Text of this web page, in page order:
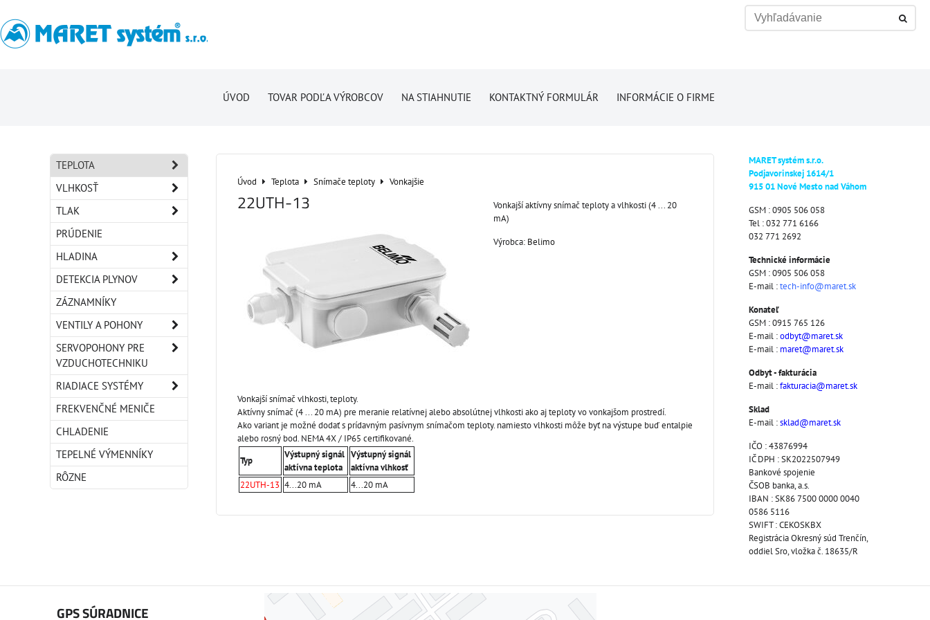
ÚVOD TOVAR PODĽA VÝROBCOV NA STIAHNUTIE KONTAKTNÝ FORMULÁR INFORMÁCIE O FIRME
Úvod Teplota Snímače teploty Vonkajšie
22UTH-13
Vonkajší aktívny snímač teploty a vlhkosti (4 ... 20
mA)
Výrobca: Belimo
Vonkajší snímač vlhkosti, teploty.
Aktívny snímač (4 ... 20 mA) pre meranie relatívnej alebo absolútnej vlhkosti ako aj teploty vo vonkajšom prostredí.
Ako variant je možné dodať s prídavným pasívnym snímačom teploty. namiesto vlhkosti môže byť na výstupe buď entalpie
alebo rosný bod. NEMA 4X / IP65 certifikované.
Typ
Výstupný signál
aktívna teplota
Výstupný signál
aktívna vlhkosť
22UTH-13 4...20 mA 4...20 mA
TEPLOTA
VLHKOSŤ
TLAK
PRÚDENIE
HLADINA
DETEKCIA PLYNOV
ZÁZNAMNÍKY
VENTILY A POHONY
SERVOPOHONY PRE
VZDUCHOTECHNIKU
RIADIACE SYSTÉMY
FREKVENČNÉ MENIČE
CHLADENIE
TEPELNÉ VÝMENNÍKY
RÔZNE
MARET systém s.r.o.
Podjavorinskej 1614/1
915 01 Nové Mesto nad Váhom
GSM : 0905 506 058
Tel : 032 771 6166
032 771 2692
Technické informácie
GSM : 0905 506 058
E-mail :tech-info@maret.sk
Konateľ
GSM : 0915 765 126
E-mail :odbyt@maret.sk
E-mail : maret@maret.sk
Odbyt - fakturácia
E-mail :fakturacia@maret.sk
Sklad
E-mail :sklad@maret.sk
IČO : 43876994
IČ DPH : SK2022507949
Bankové spojenie
ČSOB banka, a.s.
IBAN : SK86 7500 0000 0040
0586 5116
SWIFT : CEKOSKBX
Registrácia Okresný súd Trenčín,
oddiel Sro, vložka č. 18635/R
GPS SÚRADNICE